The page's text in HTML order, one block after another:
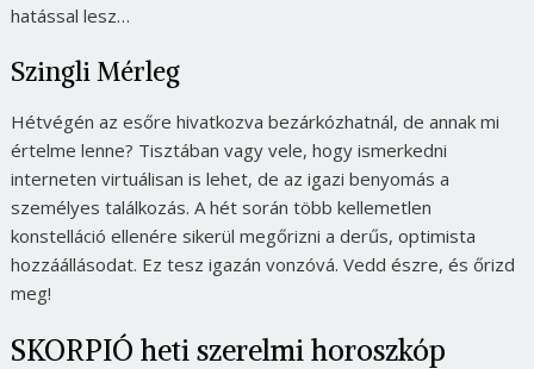
hatással lesz…
Szingli Mérleg
Hétvégén az esőre hivatkozva bezárkózhatnál, de annak mi
értelme lenne? Tisztában vagy vele, hogy ismerkedni
interneten virtuálisan is lehet, de az igazi benyomás a
személyes találkozás. A hét során több kellemetlen
konstelláció ellenére sikerül megőrizni a derűs, optimista
hozzáállásodat. Ez tesz igazán vonzóvá. Vedd észre, és őrizd
meg!
SKORPIÓ heti szerelmi horoszkóp